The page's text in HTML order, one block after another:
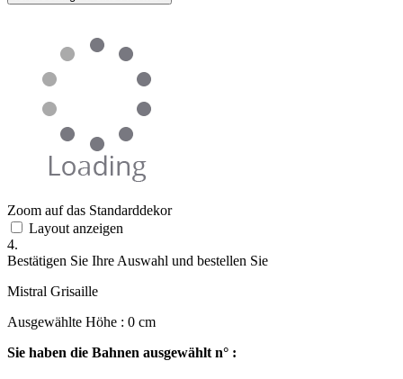
Zoom auf das Standarddekor
Layout anzeigen
4.
Bestätigen Sie Ihre Auswahl und bestellen Sie
Mistral Grisaille
Ausgewählte Höhe : 0 cm
Sie haben die Bahnen ausgewählt n° :